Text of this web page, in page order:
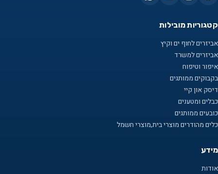
קטגוריות מובילות
אביזרים לחוף ים וקיץ
אביזרים למשרד
איפור וטיפוח
בקבוקים ממותגים
דיסק און קיי
כבלים ומטענים
כובעים ממותגים
כלים מהודרים מוצרי בית,מוצרי חשמל
מידע
אודות